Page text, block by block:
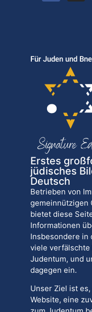
Für Juden und
Erstes
jüdisches
Deutsch
Betrieben von
gemeinnützigen
bietet diese
Informationen
Insbesondere in
viele verfälschte
Judentum, und
dagegen ein.
Unser Ziel ist
Website, eine